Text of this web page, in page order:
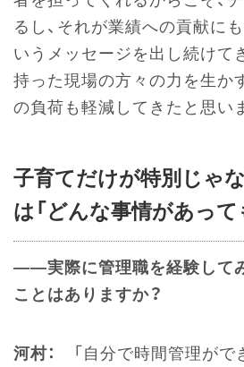
るし、それが業績への貢献に
いうメッセージを出し続けて
持った現場の方々の力を生か
の負荷も軽減してきたと思い
子育てだけが特別じゃ
は「どんな事情があって
――実際に管理職を経験して
ことはありますか？
河村：
「自分で時間管理がで